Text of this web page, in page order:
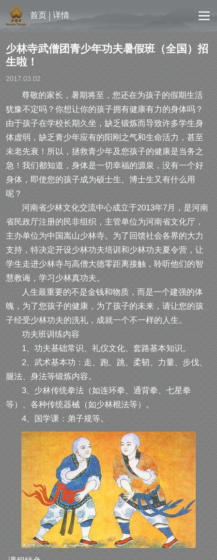
首页 详情
少林寺武僧团青少年功夫暑假班（全国）招
生啦！
2017.03.02
尊敬的家长，暑期将至，您还在为孩子的假期生活
犹豫不定吗？你想让你的孩子拥有健康有力的身体吗？
由于孩子在学校长期久坐，缺乏锻炼而导致许多学生身
体虚弱，缺乏青少年应有的阳刚之气和生命活力，甚至
未老先衰！所以，拯救青少年及您孩子的健康是当务之
急！我们都知道，身体是一切幸福的源泉，没有一个好
身体，即使您的孩子成为硕士生、博士生又有什么用
呢？
河南省少林文化交流中心成立于2013年7月，是河南
省民政厅注册的民非组织，主管单位为河南省文化厅，
主办单位为中国嵩山少林寺。为了回馈社会各界的大力
支持，特决定开设少林功夫培训和少林功夫夏令营，让
学生走进少林寺与高僧大德零距离接触，聆听他们的智
慧教诲，学习少林真功夫。
人生最重要的不是金钱和物质，而是一个建强的体
魄，为了您孩子的健康，为了孩子的未来，请让您的孩
子经受少林功夫的洗礼，成就一个不一样的人生。
功夫班训练内容
1、功夫基础常识、礼仪文化、套路基本知识。
2、武术基本功：走、跑、跳、柔韧、力量、步伐、
腿法、身法等锻炼内容。
3、少林传统拳法（如连环拳、通背拳、七星拳
等）、各种传统器械（如少林棍法等）。
4、国学课：弟子规等。